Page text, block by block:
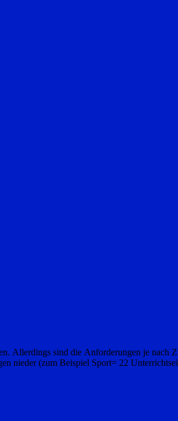
Allerdings sind die Anforderungen je nach
nieder (zum Beispiel Sport= 22